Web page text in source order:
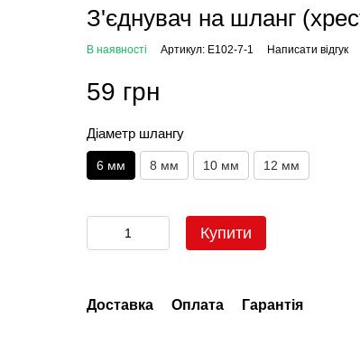
З'єднувач на шланг
В наявності Артикул: E102-7-1 Написати відгук
59 грн
Діаметр шлангу
6 мм 8 мм 10 мм 12 мм
Купити
Доставка Оплата Гарантія